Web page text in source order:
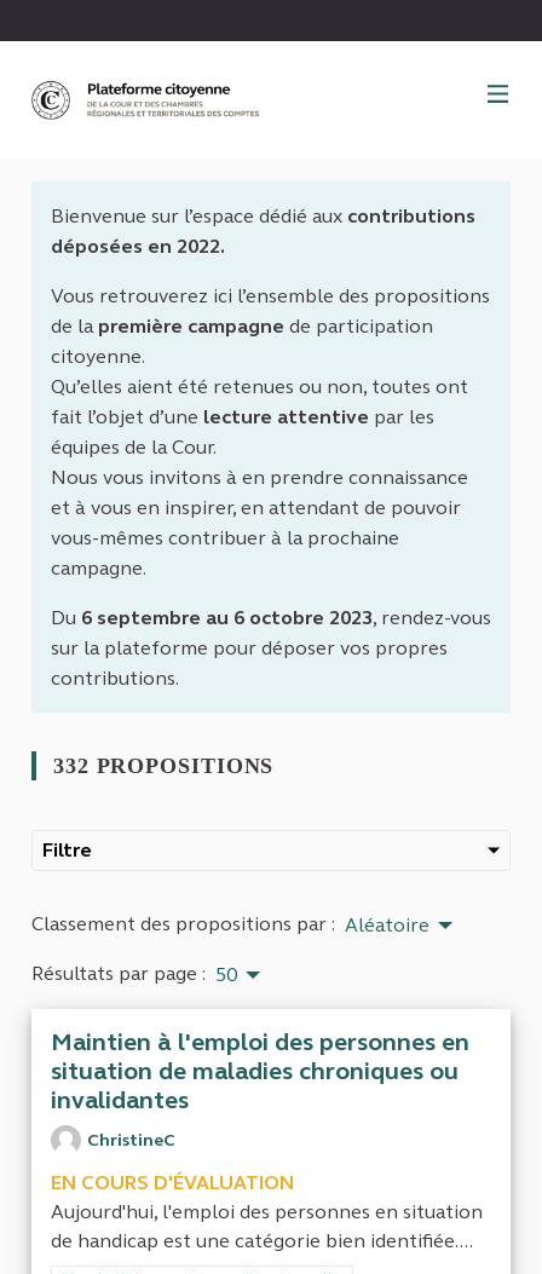
Bienvenue sur l’espace dédié aux contributions
déposées en 2022.
Vous retrouverez ici l’ensemble des propositions
de la première campagne de participation
citoyenne.
Qu’elles aient été retenues ou non, toutes ont
fait l’objet d’une lecture attentive par les
équipes de la Cour.
Nous vous invitons à en prendre connaissance
et à vous en inspirer, en attendant de pouvoir
vous-mêmes contribuer à la prochaine
campagne.
Du 6 septembre au 6 octobre 2023, rendez-vous
sur la plateforme pour déposer vos propres
contributions.
332 PROPOSITIONS
Filtre
Classement des propositions par : Aléatoire
Résultats par page : 50
Maintien à l'emploi des personnes en
situation de maladies chroniques ou
invalidantes
ChristineC
EN COURS D'ÉVALUATION
Aujourd'hui, l'emploi des personnes en situation
de handicap est une catégorie bien identifiée....